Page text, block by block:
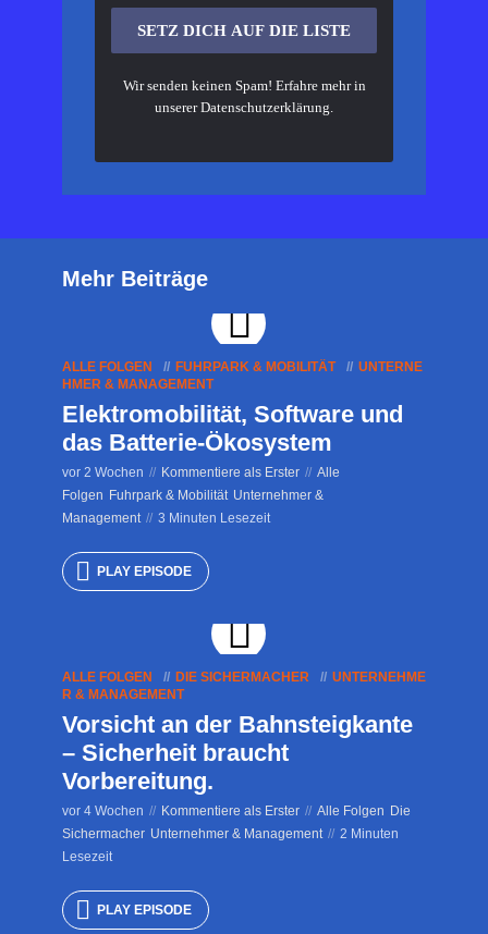
Wir senden keinen Spam! Erfahre mehr in
unsererDatenschutzerklärung.
Mehr Beiträge
ALLE FOLGEN FUHRPARK & MOBILITÄT
UNTERNE
HMER & MANAGEMENT
Elektromobilität, Software und
das Batterie-Ökosystem
vor 2 Wochen Kommentiere als Erster
Alle
Folgen Fuhrpark & Mobilität Unternehmer &
Management
3 Minuten Lesezeit
PLAY EPISODE
ALLE FOLGEN DIE SICHERMACHER
UNTERNEHME
R & MANAGEMENT
Vorsicht an der Bahnsteigkante
– Sicherheit braucht
Vorbereitung.
vor 4 Wochen Kommentiere als Erster Alle Folgen Die
Sichermacher Unternehmer & Management
2 Minuten
Lesezeit
PLAY EPISODE